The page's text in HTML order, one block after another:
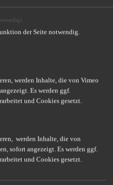
per Newsletter erhalten?
gestalten
zu erkennen und zu
– das GesundheitsPlus
der Seite notwendig.
werden Inhalte, die von Vimeo
Es werden ggf.
und Cookies gesetzt.
werden Inhalte, die von
sofort angezeigt. Es werden ggf.
und Cookies gesetzt.